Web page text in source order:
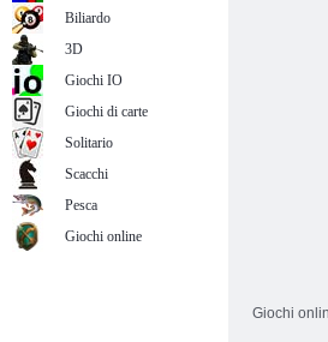
Giochi
Biliardo
3D
Giochi IO
Giochi di carte
Solitario
Scacchi
Pesca
Giochi online